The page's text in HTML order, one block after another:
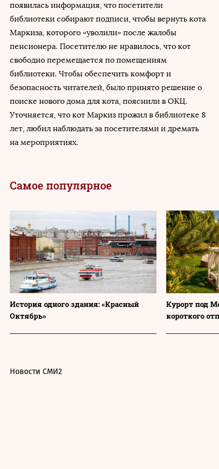
появилась информация, что посетители
библиотеки собирают подписи, чтобы вернуть кота
Маркиза, которого «уволили» после жалобы
пенсионера. Посетителю не нравилось, что кот
свободно перемещается по помещениям
библиотеки. Чтобы обеспечить комфорт и
безопасность читателей, было принято решение о
поиске нового дома для кота, пояснили в ОКЦ.
Уточняется, что кот Маркиз прожил в библиотеке 8
лет, любил наблюдать за посетителями и дремать
на мероприятиях.
Самое популярное
История одного здания: «Красный
Октябрь»
Курорт под
короткого
Новости СМИ2